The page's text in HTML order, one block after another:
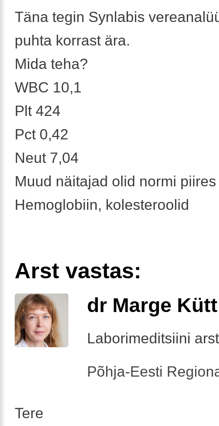
Täna tegin Synlabis
puhta korrast ära.
Mida teha?
WBC 10,1
Plt 424
Pct 0,42
Neut 7,04
Muud näitajad olid normi piires
Hemoglobiin, kolesteroolid
Arst vastas:
dr Marge Kütt
Laborimeditsiini arst
Põhja-Eesti
Tere